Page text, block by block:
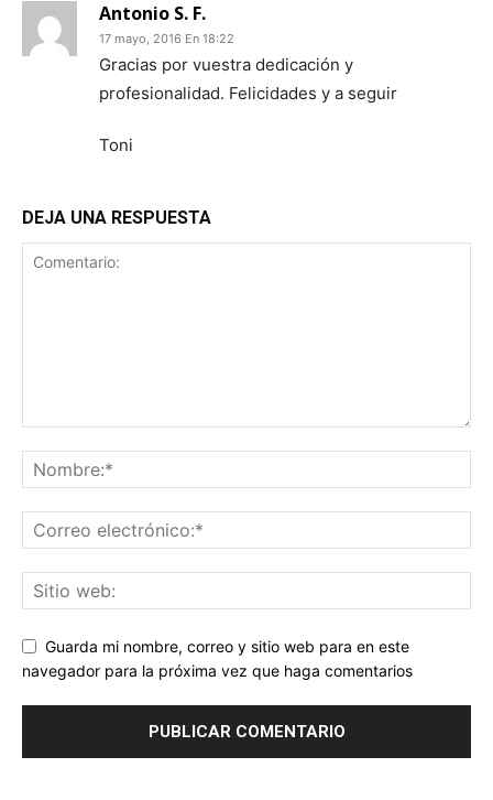
Antonio S. F.
17 mayo, 2016 En 18:22
Gracias por vuestra dedicación y
profesionalidad. Felicidades y a seguir
Toni
DEJA UNA RESPUESTA
Guarda mi nombre, correo y sitio web para en este
navegador para la próxima vez que haga comentarios